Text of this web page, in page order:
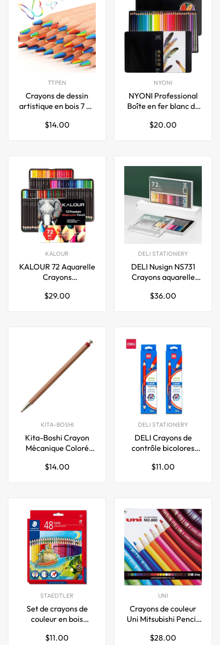
TTPEN
Crayons de dessin
artistique en bois 7 en
arc-en-ciel
Prix
$14.00
NYONI
NYONI Professional
Boîte en fer blanc de
Prix
$20.00
KALOUR
KALOUR 72 Aquarelle
Crayons
Dessin Crayon
Prix
$29.00
DELI STATIONERY
DELI Nusign NS731
Crayons aquarelle
de 48/72
Prix
$36.00
KITA-BOSHI
Kita-Boshi Crayon
Mécanique Coloré
Prix
$14.00
DELI STATIONERY
DELI Crayons de
contrôle bicolores
pièces
Prix
$11.00
STAEDTLER
Set de crayons de
couleur en bois
12/24/36/48 couleurs
Prix
$11.00
UNI
Crayons de couleur
Uni Mitsubishi Pencil,
Prix
$28.00